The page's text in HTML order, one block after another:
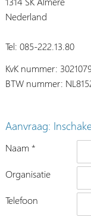
Nederland
Tel: 085-222.13.80
KvK nummer:
BTW nummer:
Aanvraag:
Naam *
Organisatie
Telefoon